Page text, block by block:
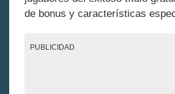
de bonus y características
PUBLICIDAD